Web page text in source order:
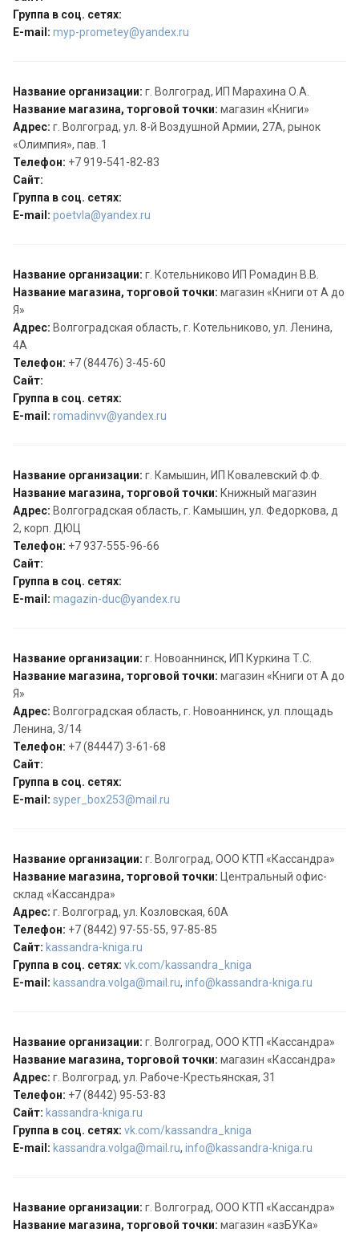
Группа в соц. сетях:
E-mail: myp-prometey@yandex.ru
Название организации: г. Волгоград, ИП Марахина О.А.
Название магазина, торговой точки: магазин «Книги»
Адрес: г. Волгоград, ул. 8-й Воздушной Армии, 27А, рынок
«Олимпия», пав. 1
Телефон: +7 919-541-82-83
Сайт:
Группа в соц. сетях:
E-mail: poetvla@yandex.ru
Название организации: г. Котельниково ИП Ромадин В.В.
Название магазина, торговой точки: магазин «Книги от А до
Я»
Адрес: Волгоградская область, г. Котельниково, ул. Ленина,
4А
Телефон: +7 (84476) 3-45-60
Сайт:
Группа в соц. сетях:
E-mail: romadinvv@yandex.ru
Название организации: г. Камышин, ИП Ковалевский Ф.Ф.
Название магазина, торговой точки: Книжный магазин
Адрес: Волгоградская область, г. Камышин, ул. Федоркова, д
2, корп. ДЮЦ
Телефон: +7 937-555-96-66
Сайт:
Группа в соц. сетях:
E-mail: magazin-duc@yandex.ru
Название организации: г. Новоаннинск, ИП Куркина Т.С.
Название магазина, торговой точки: магазин «Книги от А до
Я»
Адрес: Волгоградская область, г. Новоаннинск, ул. площадь
Ленина, 3/14
Телефон: +7 (84447) 3-61-68
Сайт:
Группа в соц. сетях:
E-mail: syper_box253@mail.ru
Название организации: г. Волгоград, ООО КТП «Кассандра»
Название магазина, торговой точки: Центральный офис-
склад «Кассандра»
Адрес: г. Волгоград, ул. Козловская, 60А
Телефон: +7 (8442) 97-55-55, 97-85-85
Сайт: kassandra-kniga.ru
Группа в соц. сетях: vk.com/kassandra_kniga
E-mail: kassandra.volga@mail.ru, info@kassandra-kniga.ru
Название организации: г. Волгоград, ООО КТП «Кассандра»
Название магазина, торговой точки: магазин «Кассандра»
Адрес: г. Волгоград, ул. Рабоче-Крестьянская, 31
Телефон: +7 (8442) 95-53-83
Сайт: kassandra-kniga.ru
Группа в соц. сетях: vk.com/kassandra_kniga
E-mail: kassandra.volga@mail.ru, info@kassandra-kniga.ru
Название организации: г. Волгоград, ООО КТП «Кассандра»
Название магазина, торговой точки: магазин «азБУКа»